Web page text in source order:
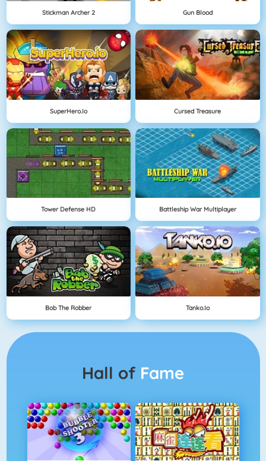
Stickman Archer 2 Gun Blood
SuperHero.io Cursed Treasure
Tower Defense HD Battleship War Multiplayer
Bob The Robber Tanko.io
Hall of Fame